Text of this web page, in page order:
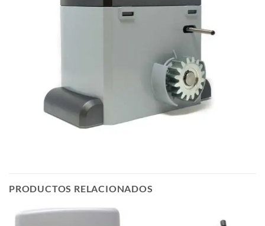
PRODUCTOS RELACIONADOS